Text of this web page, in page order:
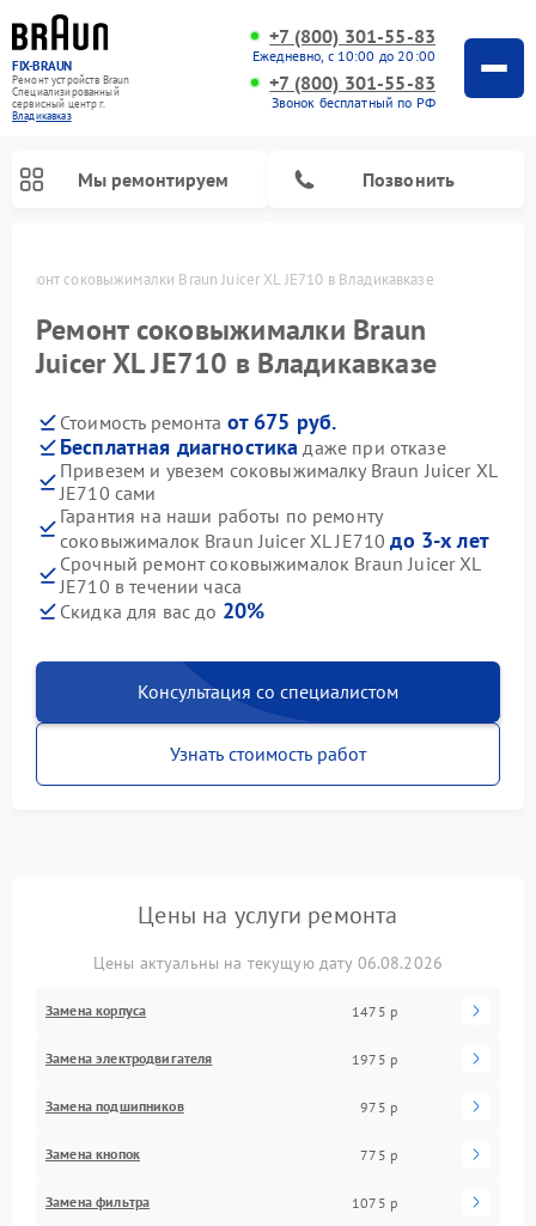
FIX-BRAUN
Ремонт устройств Braun
Специализированный
cервисный центр г.
Владикавказ
+7 (800) 301-55-83
Ежедневно, с 10:00 до 20:00
+7 (800) 301-55-83
Звонок бесплатный по РФ
Мы ремонтируем Позвонить
Ремонт соковыжималки Braun Juicer XL JE710 в Владикавказе
Ремонт соковыжималки Braun
Juicer XL JE710 в Владикавказе
Стоимость ремонта от 675 руб.
Бесплатная диагностика даже при отказе
Привезем и увезем соковыжималку Braun Juicer XL
JE710 сами
Гарантия на наши работы по ремонту
соковыжималок Braun Juicer XL JE710до 3-х лет
Срочный ремонт соковыжималок Braun Juicer XL
JE710 в течении часа
Скидка для вас до 20%
Консультация со специалистом
Узнать стоимость работ
Цены на услуги ремонта
Цены актуальны на текущую дату 06.08.2026
Замена корпуса 1475 р
Замена электродвигателя 1975 р
Замена подшипников 975 р
Замена кнопок 775 р
Замена фильтра 1075 р